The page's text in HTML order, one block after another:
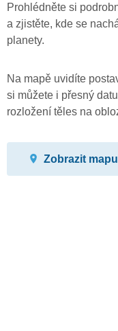
Prohlédněte si
a zjistěte, kde se
planety.
Na mapě uvidíte
si můžete i přesný
rozložení těles na
Zobrazit mapu